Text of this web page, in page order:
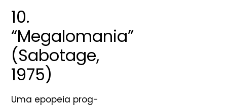
10.
“Megalomania”
(Sabotage,
1975)
Uma epopeia prog-